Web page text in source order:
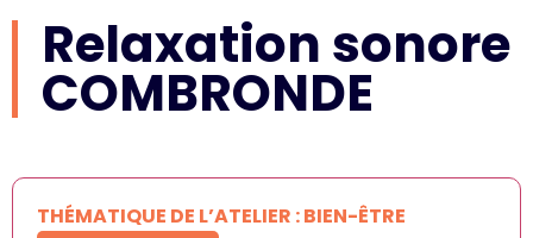
Relaxation sonore
COMBRONDE
THÉMATIQUE DE L’ATELIER : BIEN-ÊTRE